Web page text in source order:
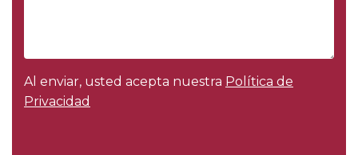
Al enviar, usted acepta nuestra Política de
Privacidad